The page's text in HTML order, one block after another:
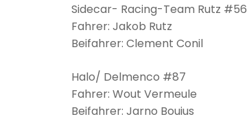
Sidecar- Racing-Team Rutz #56
Fahrer: Jakob Rutz
Beifahrer: Clement Conil
Halo/ Delmenco #87
Fahrer: Wout Vermeule
Beifahrer: Jarno Bouius